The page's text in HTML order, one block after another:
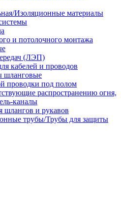
Изоляционные материалы
и потолочного монтажа
(ЛЭП)
кабелей и проводов
шланговые
проводки под полом
распространению огня,
каналы
шлангов и рукавов
трубы/Трубы для защиты